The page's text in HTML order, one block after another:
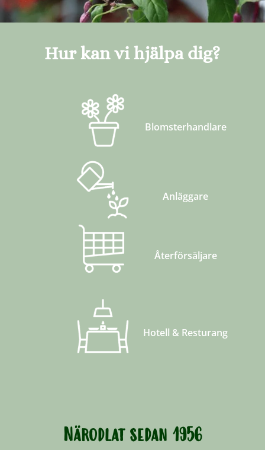
Hur kan vi hjälpa dig?
Blomsterhandlare
Anläggare
Återförsäljare
Hotell & Resturang
Närodlat sedan 1956